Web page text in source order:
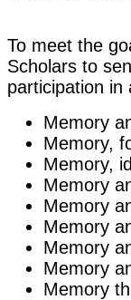
To meet the
Scholars to
participation in
Memory
Memory,
Memory,
Memory
Memory
Memory
Memory
Memory
Memory